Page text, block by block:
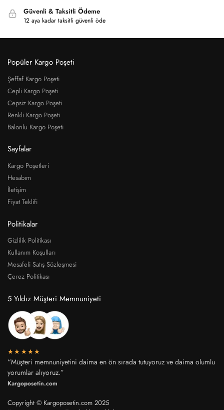
Güvenli & Taksitli Ödeme
12 aya kadar taksitli güvenli öde
Popüler Kargo Poşeti
Şeffaf Kargo Poşeti
Cepli Kargo Poşeti
Cepsiz Kargo Poşeti
Renkli Kargo Poşeti
Balonlu Kargo Poşeti
Sayfalar
Kargo Poşetleri
Hesabım
İletişim
Fiyat Teklifi
Politikalar
Gizlilik Politikası
Kullanım Koşulları
Mesafeli Satış Sözleşmesi
Çerez Politikası
5 Yıldız Müşteri Memnuniyeti
★★★★★
“Müşteri memnuniyetini daima en ön sırada tutuyoruz ve daima olumlu
yorumlar alıyoruz.”
Kargoposetin.com
Copyright © Kargoposetin.com 2025